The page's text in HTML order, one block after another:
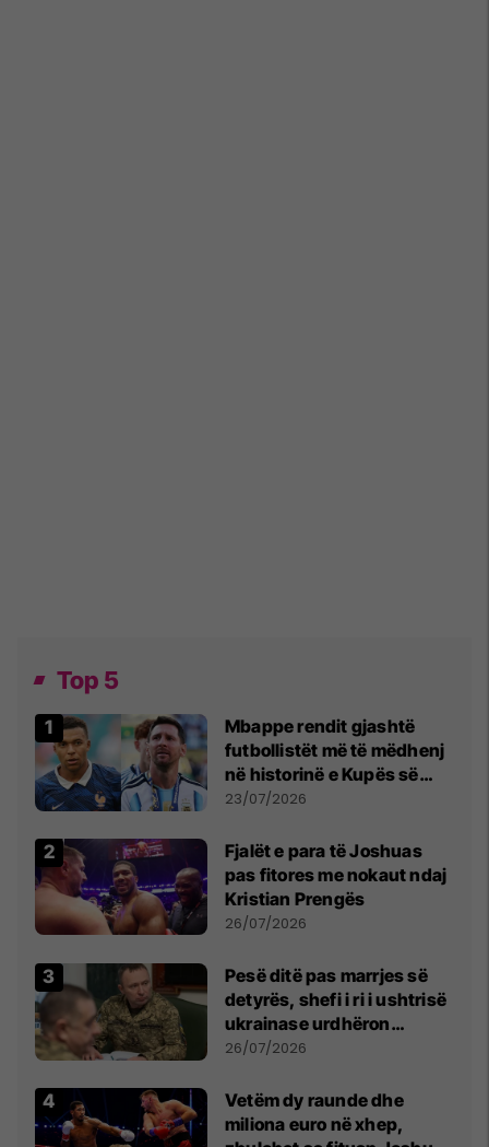
Top 5
Mbappe rendit gjashtë
futbollistët më të mëdhenj
në historinë e Kupës së
Botës, Messi mbetet i dyti
23/07/2026
Fjalët e para të Joshuas
pas fitores me nokaut ndaj
Kristian Prengës
26/07/2026
Pesë ditë pas marrjes së
detyrës, shefi i ri i ushtrisë
ukrainase urdhëron
kontroll të madh
26/07/2026
Vetëm dy raunde dhe
miliona euro në xhep,